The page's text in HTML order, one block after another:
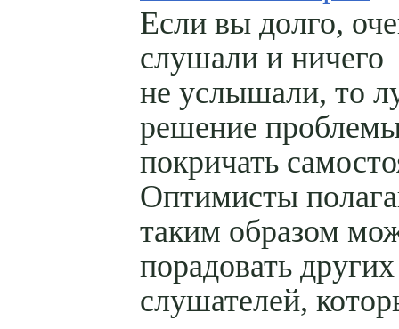
Если вы долго,
слушали и ничего
не услышали, то
решение
покричать
Оптимисты
таким образом
порадовать других
слушателей,